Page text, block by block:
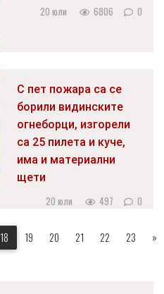
20 юли 6806 0
С пет пожара са се
борили видинските
огнеборци, изгорели
са 25 пилета и куче,
има и материални
щети
20 юли 497 0
18 19 20 21 22 23 »